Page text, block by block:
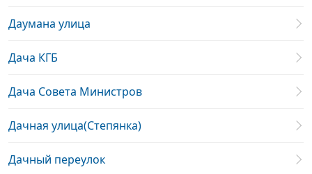
Даумана улица
Дача КГБ
Дача Совета Министров
Дачная улица(Степянка)
Дачный переулок